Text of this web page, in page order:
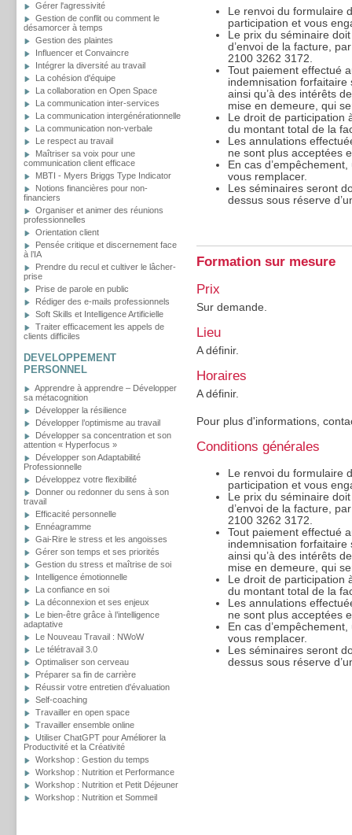
Gérer l'agressivité
Gestion de conflit ou comment le
désamorcer à temps
Gestion des plaintes
Influencer et Convaincre
Intégrer la diversité au travail
La cohésion d'équipe
La collaboration en Open Space
La communication inter-services
La communication intergénérationnelle
La communication non-verbale
Le respect au travail
Maîtriser sa voix pour une
communication client efficace
MBTI - Myers Briggs Type Indicator
Notions financières pour non-
financiers
Organiser et animer des réunions
professionnelles
Orientation client
Pensée critique et discernement face
à l’IA
Prendre du recul et cultiver le lâcher-
prise
Prise de parole en public
Rédiger des e-mails professionnels
Soft Skills et Intelligence Artificielle
Traiter efficacement les appels de
clients difficiles
DEVELOPPEMENT
PERSONNEL
Apprendre à apprendre – Développer
sa métacognition
Développer la résilience
Développer l’optimisme au travail
Développer sa concentration et son
attention « Hyperfocus »
Développer son Adaptabilité
Professionnelle
Développez votre flexibilité
Donner ou redonner du sens à son
travail
Efficacité personnelle
Ennéagramme
Gai-Rire le stress et les angoisses
Gérer son temps et ses priorités
Gestion du stress et maîtrise de soi
Intelligence émotionnelle
La confiance en soi
La déconnexion et ses enjeux
Le bien-être grâce à l’intelligence
adaptative
Le Nouveau Travail : NWoW
Le télétravail 3.0
Optimaliser son cerveau
Préparer sa fin de carrière
Réussir votre entretien d'évaluation
Self-coaching
Travailler en open space
Travailler ensemble online
Utiliser ChatGPT pour Améliorer la
Productivité et la Créativité
Workshop : Gestion du temps
Workshop : Nutrition et Performance
Workshop : Nutrition et Petit Déjeuner
Workshop : Nutrition et Sommeil
Le renvoi du formulaire
participation et vous
Le prix du séminaire
d’envoi de la facture,
2100 3262 3172.
Tout paiement effectué
indemnisation forfaitaire
ainsi qu’à des intérêts
mise en demeure, qui
Le droit de participation
du montant total de la
Les annulations
ne sont plus acceptées
En cas
vous remplacer.
Les séminaires seront
dessus sous réserve
Formation sur mesure
Prix
Sur demande.
Lieu
A définir.
Horaires
A définir.
Pour plus d'informations,
Conditions générales
Le renvoi du formulaire
participation et vous
Le prix du séminaire
d’envoi de la facture,
2100 3262 3172.
Tout paiement effectué
indemnisation forfaitaire
ainsi qu’à des intérêts
mise en demeure, qui
Le droit de participation
du montant total de la
Les annulations
ne sont plus acceptées
En cas
vous remplacer.
Les séminaires seront
dessus sous réserve